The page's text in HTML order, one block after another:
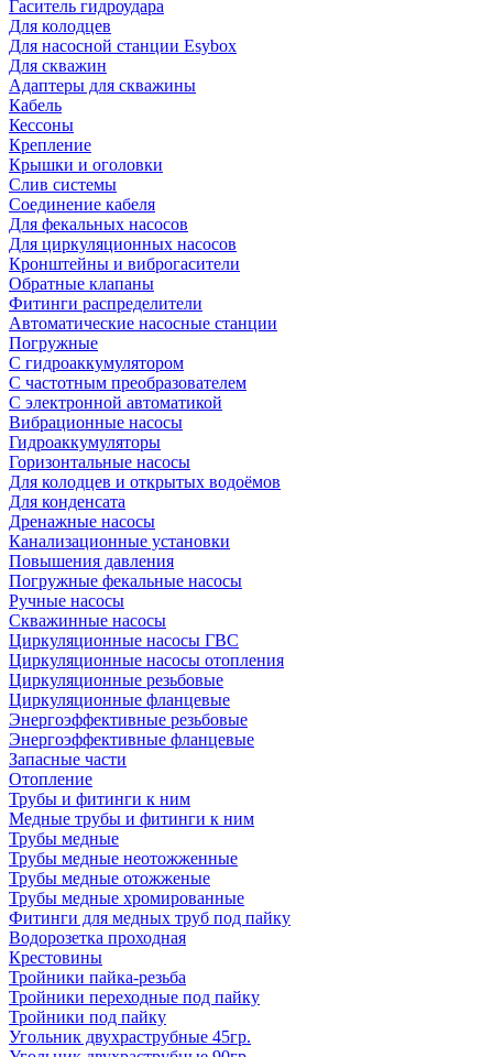
Гаситель гидроудара
Для колодцев
Для насосной станции Esybox
Для скважин
Адаптеры для скважины
Кабель
Кессоны
Крепление
Крышки и оголовки
Слив системы
Соединение кабеля
Для фекальных насосов
Для циркуляционных насосов
Кронштейны и виброгасители
Обратные клапаны
Фитинги распределители
Автоматические насосные станции
Погружные
С гидроаккумулятором
С частотным преобразователем
С электронной автоматикой
Вибрационные насосы
Гидроаккумуляторы
Горизонтальные насосы
Для колодцев и открытых водоёмов
Для конденсата
Дренажные насосы
Канализационные установки
Повышения давления
Погружные фекальные насосы
Ручные насосы
Скважинные насосы
Циркуляционные насосы ГВС
Циркуляционные насосы отопления
Циркуляционные резьбовые
Циркуляционные фланцевые
Энергоэффективные резьбовые
Энергоэффективные фланцевые
Запасные части
Отопление
Трубы и фитинги к ним
Медные трубы и фитинги к ним
Трубы медные
Трубы медные неотожженные
Трубы медные отожженые
Трубы медные хромированные
Фитинги для медных труб под пайку
Водорозетка проходная
Крестовины
Тройники пайка-резьба
Тройники переходные под пайку
Тройники под пайку
Угольник двухраструбные 45гр.